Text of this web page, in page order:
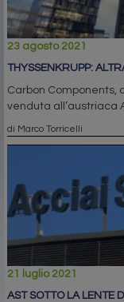
23 agosto 2021
THYSSENKRUPP:
Carbon Components,
venduta all’austriaca
di Marco Torricelli
21 luglio 2021
AST SOTTO LA LENTE